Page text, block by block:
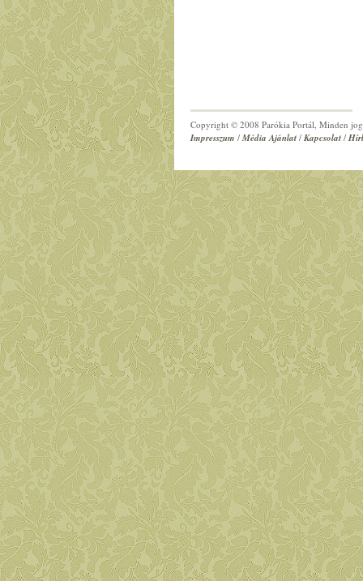
Copyright © 2008 Parókia Portál, Minden
Impresszum / Média Ajánlat / Kapcsolat /